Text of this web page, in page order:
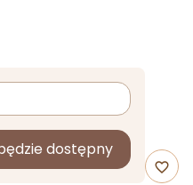
dostępny
favorite_border